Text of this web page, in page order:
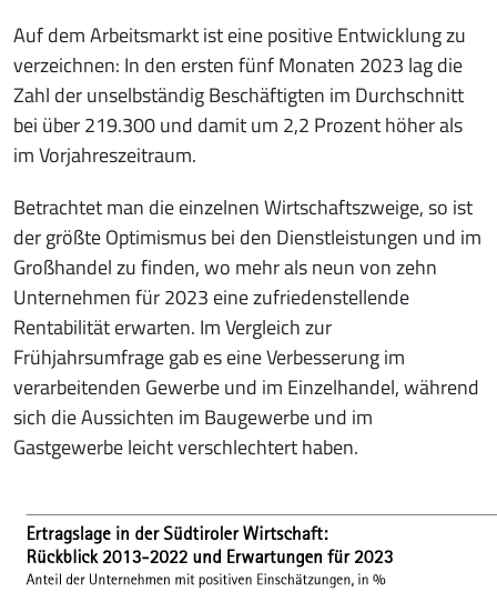
Auf dem Arbeitsmarkt ist eine positive Entwicklung zu
verzeichnen: In den ersten fünf Monaten 2023 lag die
Zahl der unselbständig Beschäftigten im Durchschnitt
bei über 219.300 und damit um 2,2 Prozent höher als
im Vorjahreszeitraum.
Betrachtet man die einzelnen Wirtschaftszweige, so ist
der größte Optimismus bei den Dienstleistungen und im
Großhandel zu finden, wo mehr als neun von zehn
Unternehmen für 2023 eine zufriedenstellende
Rentabilität erwarten. Im Vergleich zur
Frühjahrsumfrage gab es eine Verbesserung im
verarbeitenden Gewerbe und im Einzelhandel, während
sich die Aussichten im Baugewerbe und im
Gastgewerbe leicht verschlechtert haben.